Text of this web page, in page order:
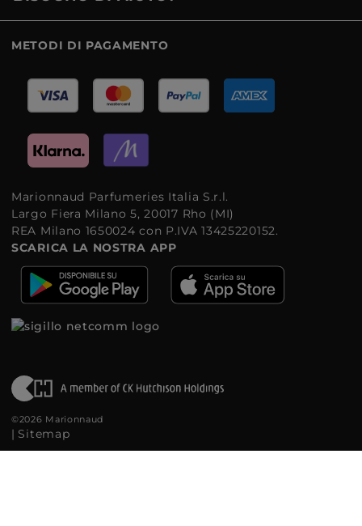
METODI DI PAGAMENTO
Marionnaud Parfumeries Italia S.r.l.
Largo Fiera Milano 5, 20017 Rho (MI)
REA Milano 1650024 con P.IVA 13425220152.
SCARICA LA NOSTRA APP
©2026 Marionnaud
| Sitemap